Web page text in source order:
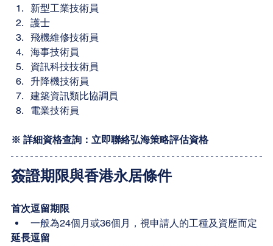
新型工業技術員
護士
飛機維修技術員
海事技術員
資訊科技技術員
升降機技術員
建築資訊類比協調員
電業技術員
※ 詳細資格查詢：立即聯絡弘海策略評估資格
簽證期限與香港永居條件
首次逗留期限
一般為24個月或36個月，視申請人的工種及資歷而定
延長逗留